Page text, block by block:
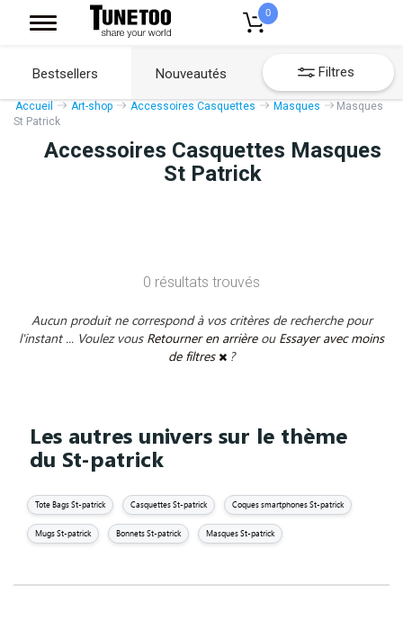
0
Bestsellers Nouveautés Filtres
Accueil Art-shop Accessoires Casquettes Masques
Masques
St Patrick
Accessoires Casquettes Masques
St Patrick
0 résultats trouvés
Aucun produit ne correspond à vos critères de recherche pour
l'instant ... Voulez vous Retourner en arrière ou Essayer avec moins
de filtres
?
Les autres univers sur le thème
du St-patrick
Tote Bags St-patrick Casquettes St-patrick Coques smartphones St-patrick
Mugs St-patrick Bonnets St-patrick Masques St-patrick